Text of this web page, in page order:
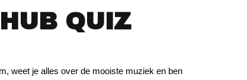
QUIZ
weet je alles over de mooiste muziek en ben